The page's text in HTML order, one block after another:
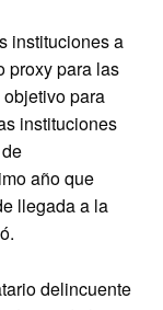
instituciones a
proxy para las
para
instituciones
año que
llegada a la
delincuente